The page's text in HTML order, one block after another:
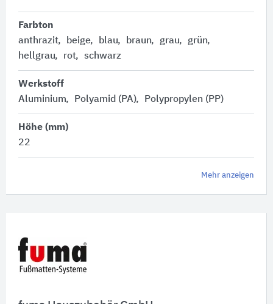
Farbton
anthrazit
beige blau braun grau
grün
hellgrau
rot schwarz
Werkstoff
Aluminium
Polyamid (PA) Polypropylen (PP)
Höhe (mm)
22
Mehr anzeigen